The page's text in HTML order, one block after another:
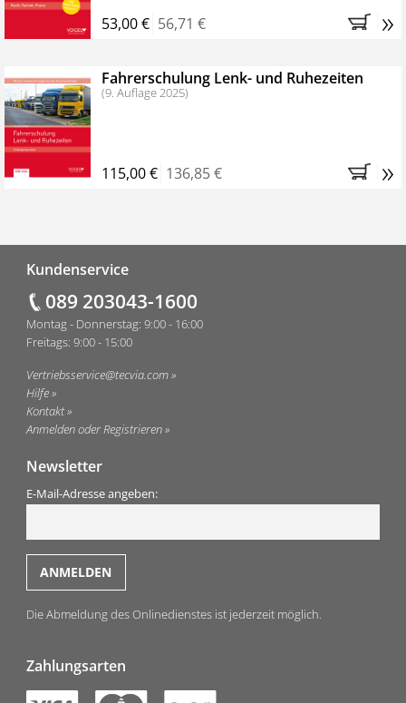
53,00 € 56,71 € »
Fahrerschulung Lenk- und Ruhezeiten
(9. Auflage 2025)
115,00 € 136,85 € »
Kundenservice
089 203043-1600
Montag - Donnerstag: 9:00 - 16:00
Freitags: 9:00 - 15:00
Vertriebsservice@tecvia.com
Hilfe
Kontakt
Anmelden oder Registrieren
Newsletter
E-Mail-Adresse angeben:
Die Abmeldung des Onlinedienstes ist jederzeit möglich.
Zahlungsarten